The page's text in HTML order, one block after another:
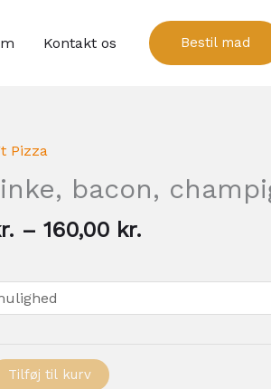
Kontakt os Bestil mad
Pizza
bacon,
– 160,00 kr.
80,00 kr.
til
Tilføj til kurv